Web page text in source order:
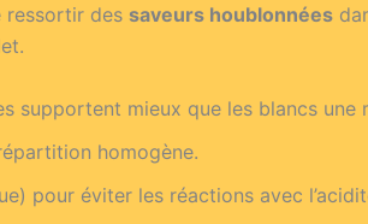
ressortir des saveurs houblonnées
supportent mieux que les blancs une
homogène.
pour éviter les réactions avec